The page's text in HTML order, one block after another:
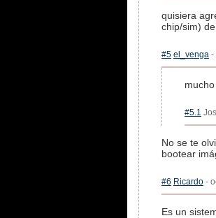
quisiera
chip/sim)
#5 el_venga -
#5.1
No se te
bootear
#6 Ricardo -
Es un